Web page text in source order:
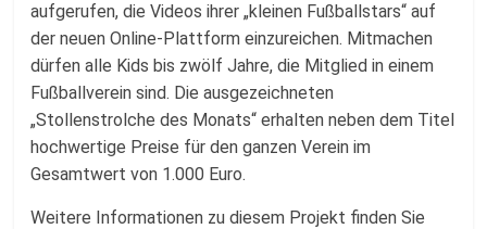
aufgerufen, die Videos ihrer „kleinen Fußballstars“ auf
der neuen Online-Plattform einzureichen. Mitmachen
dürfen alle Kids bis zwölf Jahre, die Mitglied in einem
Fußballverein sind. Die ausgezeichneten
„Stollenstrolche des Monats“ erhalten neben dem Titel
hochwertige Preise für den ganzen Verein im
Gesamtwert von 1.000 Euro.
Weitere Informationen zu diesem Projekt finden Sie